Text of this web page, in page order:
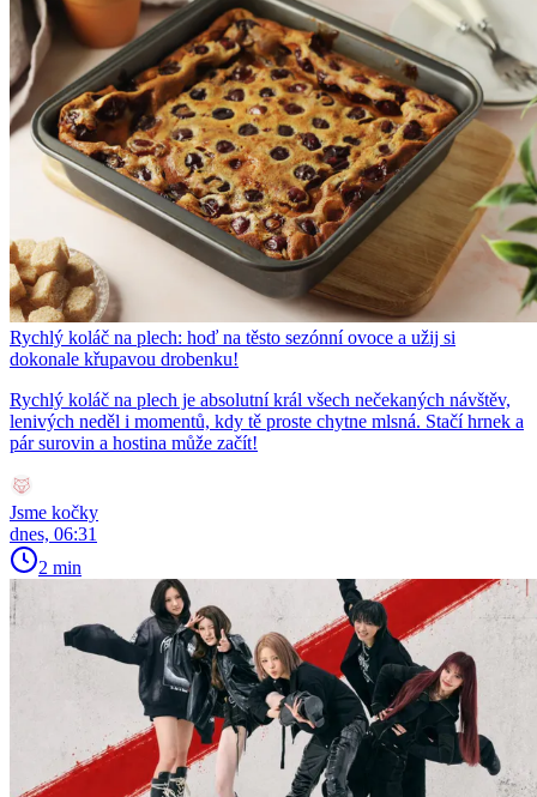
Rychlý koláč na plech: hoď na těsto sezónní ovoce a užij si
dokonale křupavou drobenku!
Rychlý koláč na plech je absolutní král všech nečekaných návštěv,
lenivých neděl i momentů, kdy tě proste chytne mlsná. Stačí hrnek a
pár surovin a hostina může začít!
Jsme kočky
dnes, 06:31
2 min